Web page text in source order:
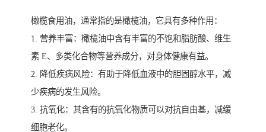
橄榄食用油，通常指的是橄榄油，它具有多种作用：
1. 营养丰富：橄榄油中含有丰富的不饱和脂肪酸、维生
素 E、多类化合物等营养成分，对身体健康有益。
2. 降低疾病风险：有助于降低血液中的胆固醇水平，减
少疾病的发生风险。
3. 抗氧化：其含有的抗氧化物质可以对抗自由基，减缓
细胞老化。